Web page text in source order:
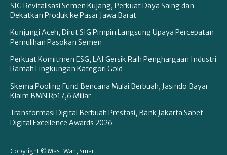
SIG Revitalisasi Semen Kujang, Perkuat Daya Saing dan
Dekatkan Produk ke Pasar Jawa Barat
Kunjungi Aceh, Dirut SIG Pimpin Langsung Upaya Percepatan
Pemulihan Pasokan Semen
Perkuat Komitmen ESG, LAI Gersik Raih Penghargaan Industri
Ramah Lingkungan Kategori Gold
Skema Pooling Fund Bencana Mulai Berbuah, Jasindo Bayar
Klaim BMN Rp17,6 Miliar
Transformasi Digital Berbuah Prestasi, Bank Jakarta Sabet
Digital Excellence Awards 2026
Copyright © Mas-Wan, Smart